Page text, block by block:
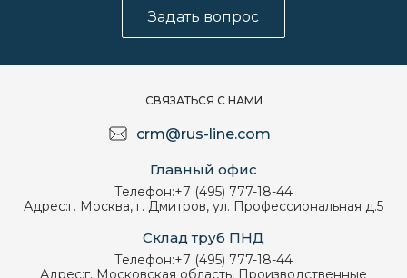
Задать вопрос
СВЯЗАТЬСЯ С НАМИ
crm@rus-line.com
Главный офис
Телефон:+7 (495) 777-18-44
Адрес:г. Москва, г. Дмитров, ул. Профессиональная д.5
Склад труб ПНД
Телефон:+7 (495) 777-18-44
Адрес:г. Московская область, Производственные